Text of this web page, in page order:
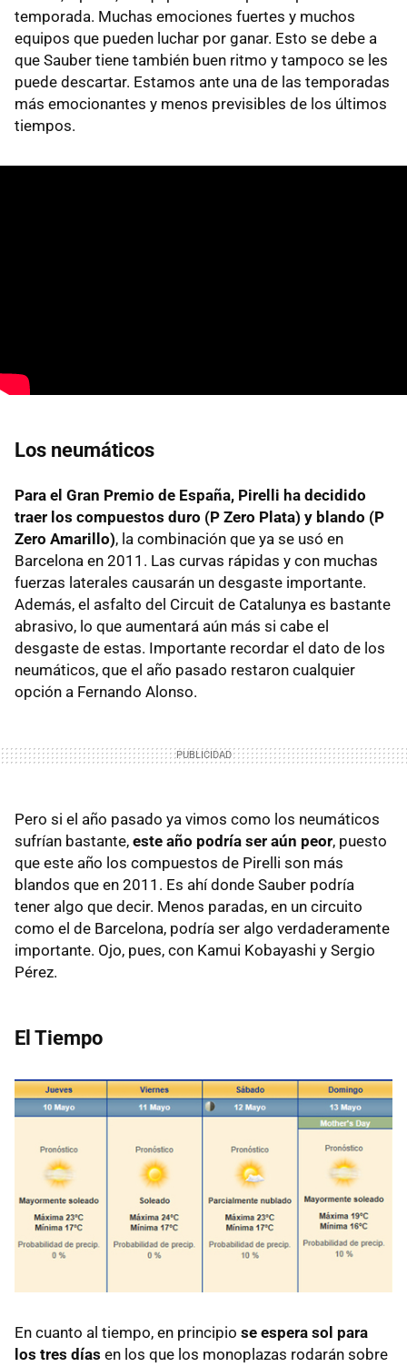
temporada. Muchas emociones fuertes y muchos
equipos que pueden luchar por ganar. Esto se debe a
que Sauber tiene también buen ritmo y tampoco se les
puede descartar. Estamos ante una de las temporadas
más emocionantes y menos previsibles de los últimos
tiempos.
Los neumáticos
Para el Gran Premio de España, Pirelli ha decidido
traer los compuestos duro (P Zero Plata) y blando (P
Zero Amarillo), la combinación que ya se usó en
Barcelona en 2011. Las curvas rápidas y con muchas
fuerzas laterales causarán un desgaste importante.
Además, el asfalto del Circuit de Catalunya es bastante
abrasivo, lo que aumentará aún más si cabe el
desgaste de estas. Importante recordar el dato de los
neumáticos, que el año pasado restaron cualquier
opción a Fernando Alonso.
Pero si el año pasado ya vimos como los neumáticos
sufrían bastante, este año podría ser aún peor, puesto
que este año los compuestos de Pirelli son más
blandos que en 2011. Es ahí donde Sauber podría
tener algo que decir. Menos paradas, en un circuito
como el de Barcelona, podría ser algo verdaderamente
importante. Ojo, pues, con Kamui Kobayashi y Sergio
Pérez.
El Tiempo
En cuanto al tiempo, en principio se espera sol para
los tres días en los que los monoplazas rodarán sobre